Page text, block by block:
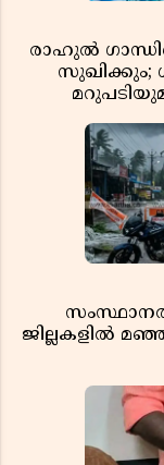
രാഹുൽ
സുഖിക്കും;
ജില്ലകളിൽ